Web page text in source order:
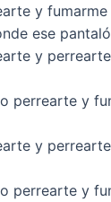
y fumarme
ese
y
perrearte y
y
perrearte y